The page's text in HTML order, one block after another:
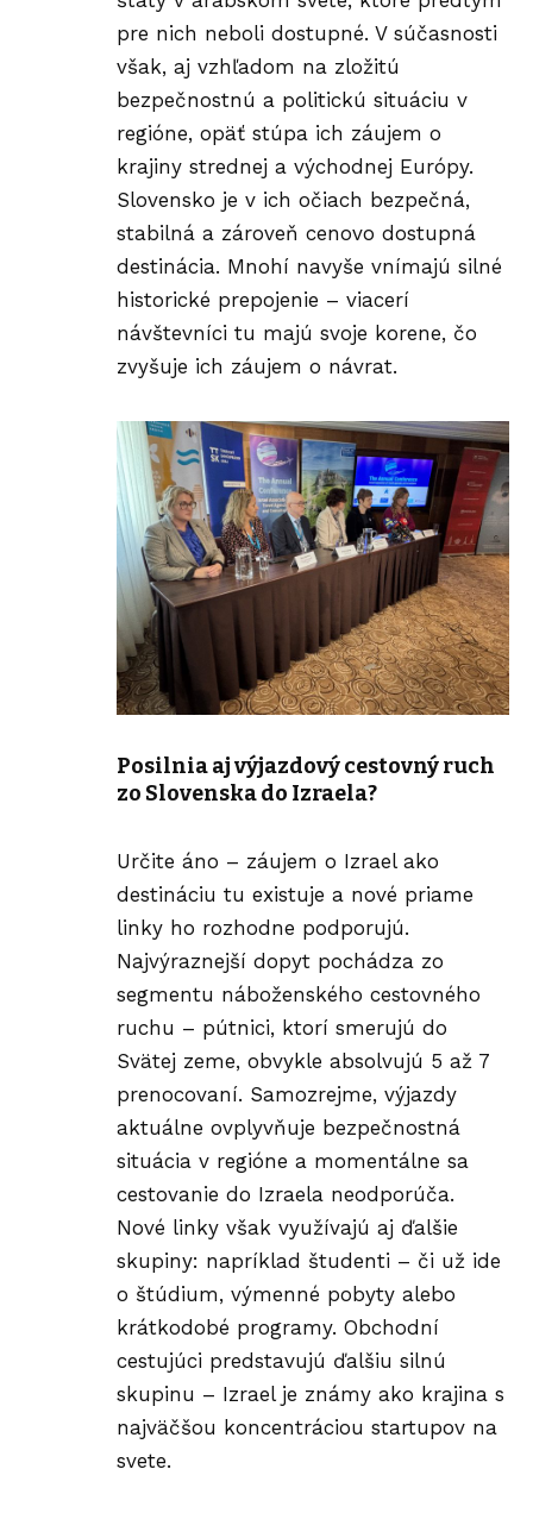
pre nich neboli dostupné. V súčasnosti
však, aj vzhľadom na zložitú
bezpečnostnú a politickú situáciu v
regióne, opäť stúpa ich záujem o
krajiny strednej a východnej Európy.
Slovensko je v ich očiach bezpečná,
stabilná a zároveň cenovo dostupná
destinácia. Mnohí navyše vnímajú silné
historické prepojenie – viacerí
návštevníci tu majú svoje korene, čo
zvyšuje ich záujem o návrat.
Posilnia aj výjazdový cestovný ruch
zo Slovenska do Izraela?
Určite áno – záujem o Izrael ako
destináciu tu existuje a nové priame
linky ho rozhodne podporujú.
Najvýraznejší dopyt pochádza zo
segmentu náboženského cestovného
ruchu – pútnici, ktorí smerujú do
Svätej zeme, obvykle absolvujú 5 až 7
prenocovaní. Samozrejme, výjazdy
aktuálne ovplyvňuje bezpečnostná
situácia v regióne a momentálne sa
cestovanie do Izraela neodporúča.
Nové linky však využívajú aj ďalšie
skupiny: napríklad študenti – či už ide
o štúdium, výmenné pobyty alebo
krátkodobé programy. Obchodní
cestujúci predstavujú ďalšiu silnú
skupinu – Izrael je známy ako krajina s
najväčšou koncentráciou startupov na
svete.